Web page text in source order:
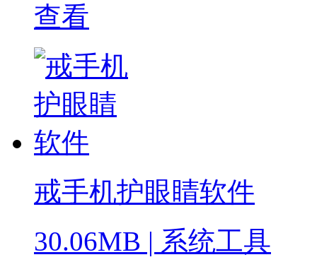
查看
戒手机护眼睛软件
30.06MB | 系统工具